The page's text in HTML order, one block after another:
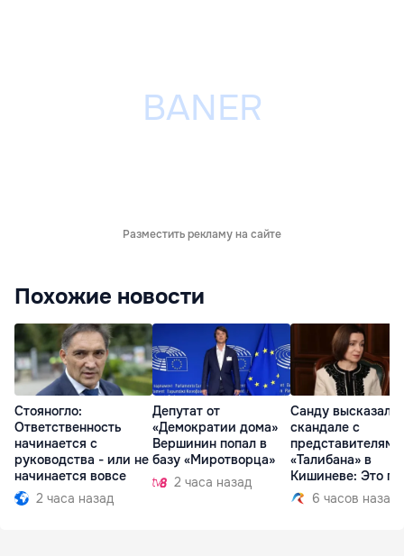
Разместить рекламу на сайте
Похожие новости
Стояногло:
Ответственность
начинается с
руководства - или не
начинается вовсе
2 часа назад
Депутат от
«Демократии дома»
Вершинин попал в
базу «Миротворца»
2 часа назад
Санду
скандале с
представителями
«Талибана» в
Кишиневе: Это
6 часов назад